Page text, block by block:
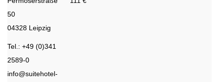
50
04328 Leipzig
Tel.: +49 (0)341
2589-0
info@suitehotel-